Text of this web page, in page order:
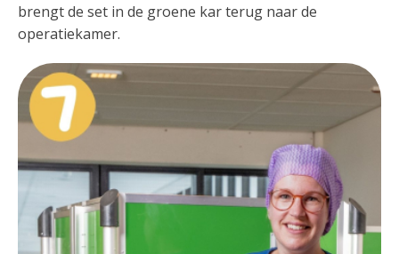
brengt de set in de groene kar terug naar de
operatiekamer.